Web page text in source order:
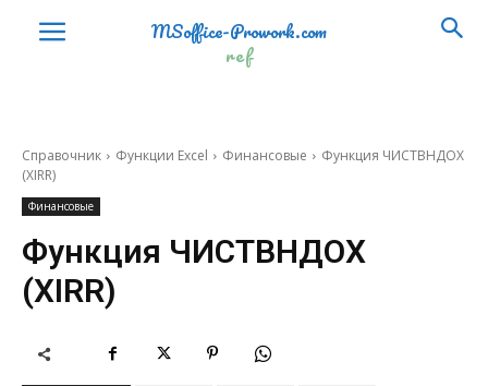
MSoffice-Prowork.com
ref
Справочник Функции Excel Финансовые
Функция ЧИСТВНДОХ
(XIRR)
Финансовые
Функция ЧИСТВНДОХ
(XIRR)